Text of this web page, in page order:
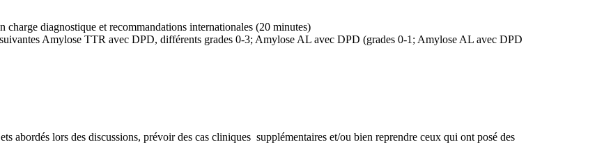
diagnostique et recommandations internationales (20 minutes)
Amylose TTR avec DPD, différents grades 0-3; Amylose AL avec DPD (grades 0-1; Amylose AL avec DPD
abordés lors des discussions, prévoir des cas cliniques supplémentaires et/ou bien reprendre ceux qui ont posé des